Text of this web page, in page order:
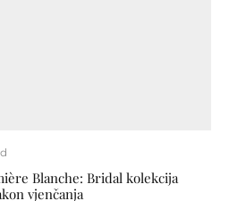
Blanche: Bridal kolekcija
vjenčanja